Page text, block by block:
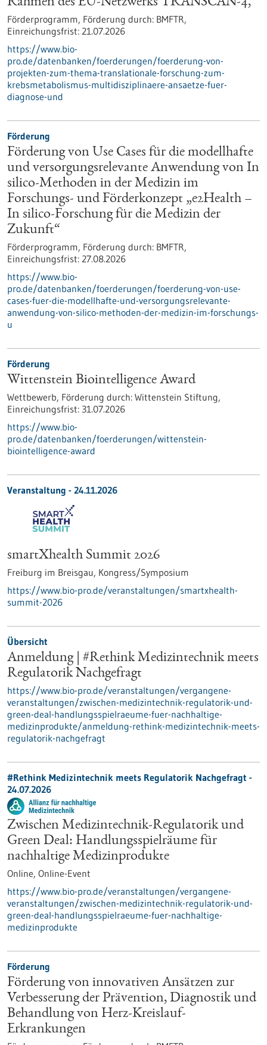
Förderprogramm, Förderung durch: BMFTR,
Einreichungsfrist: 21.07.2026
https://www.bio-
pro.de/datenbanken/foerderungen/foerderung-von-
projekten-zum-thema-translationale-forschung-zum-
krebsmetabolismus-multidisziplinaere-ansaetze-fuer-
diagnose-und
Förderung
Förderung von Use Cases für die modellhafte
und versorgungsrelevante Anwendung von In
silico-Methoden in der Medizin im
Forschungs- und Förderkonzept „e2Health –
In silico-Forschung für die Medizin der
Zukunft“
Förderprogramm, Förderung durch: BMFTR,
Einreichungsfrist: 27.08.2026
https://www.bio-
pro.de/datenbanken/foerderungen/foerderung-von-use-
cases-fuer-die-modellhafte-und-versorgungsrelevante-
anwendung-von-silico-methoden-der-medizin-im-forschungs-
u
Förderung
Wittenstein Biointelligence Award
Wettbewerb, Förderung durch: Wittenstein Stiftung,
Einreichungsfrist: 31.07.2026
https://www.bio-
pro.de/datenbanken/foerderungen/wittenstein-
biointelligence-award
Veranstaltung - 24.11.2026
smartXhealth Summit 2026
Freiburg im Breisgau, Kongress/Symposium
https://www.bio-pro.de/veranstaltungen/smartxhealth-
summit-2026
Übersicht
Anmeldung | #Rethink Medizintechnik meets
Regulatorik Nachgefragt
https://www.bio-pro.de/veranstaltungen/vergangene-
veranstaltungen/zwischen-medizintechnik-regulatorik-und-
green-deal-handlungsspielraeume-fuer-nachhaltige-
medizinprodukte/anmeldung-rethink-medizintechnik-meets-
regulatorik-nachgefragt
#Rethink Medizintechnik meets Regulatorik Nachgefragt -
24.07.2026
Zwischen Medizintechnik-Regulatorik und
Green Deal: Handlungsspielräume für
nachhaltige Medizinprodukte
Online, Online-Event
https://www.bio-pro.de/veranstaltungen/vergangene-
veranstaltungen/zwischen-medizintechnik-regulatorik-und-
green-deal-handlungsspielraeume-fuer-nachhaltige-
medizinprodukte
Förderung
Förderung von innovativen Ansätzen zur
Verbesserung der Prävention, Diagnostik und
Behandlung von Herz-Kreislauf-
Erkrankungen